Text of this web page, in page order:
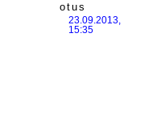
otus
23.09.2013,
15:35